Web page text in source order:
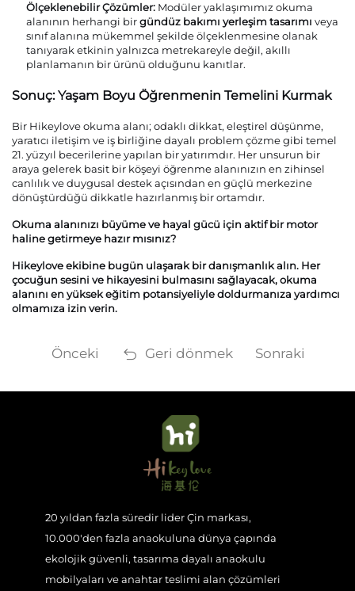
Ölçeklenebilir Çözümler: Modüler yaklaşımımız okuma
alanının herhangi birgündüz bakımı yerleşim tasarımı veya
sınıf alanına mükemmel şekilde ölçeklenmesine olanak
tanıyarak etkinin yalnızca metrekareyle değil, akıllı
planlamanın bir ürünü olduğunu kanıtlar.
Sonuç: Yaşam Boyu Öğrenmenin Temelini Kurmak
Bir Hikeylove okuma alanı; odaklı dikkat, eleştirel düşünme,
yaratıcı iletişim ve iş birliğine dayalı problem çözme gibi temel
21. yüzyıl becerilerine yapılan bir yatırımdır. Her unsurun bir
araya gelerek basit bir köşeyi öğrenme alanınızın en zihinsel
canlılık ve duygusal destek açısından en güçlü merkezine
dönüştürdüğü dikkatle hazırlanmış bir ortamdır.
Okuma alanınızı büyüme ve hayal gücü için aktif bir motor
haline getirmeye hazır mısınız?
Hikeylove ekibine bugün ulaşarak bir danışmanlık alın. Her
çocuğun sesini ve hikayesini bulmasını sağlayacak, okuma
alanını en yüksek eğitim potansiyeliyle doldurmanıza yardımcı
olmamıza izin verin.
Önceki Geri dönmek Sonraki
20 yıldan fazla süredir lider Çin markası,
10.000'den fazla anaokuluna dünya çapında
ekolojik güvenli, tasarıma dayalı anaokulu
mobilyaları ve anahtar teslimi alan çözümleri